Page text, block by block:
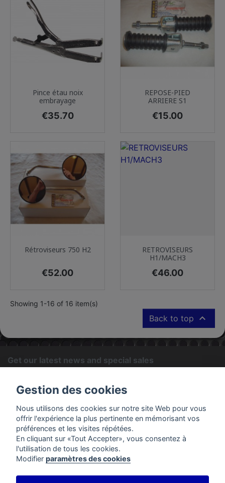
Pince étau noix
embrayage
Price
€35.70
REPOSE-PIED
ARRIERE S1
Price
€15.00
Rétroviseurs 750 H2
Price
€52.00
RETROVISEURS
H1/MACH3
Price
€46.00
Showing 1-16 of 16 item(s)
Back to top 
Get our latest news and special sales
find our contact info in the legal notice.
PRODUCTS
Gestion des cookies
Nous utilisons des cookies sur notre site Web pour vous
offrir l'expérience la plus pertinente en mémorisant vos
préférences et les visites répétées.
En cliquant sur «Tout Accepter», vous consentez à
l'utilisation de tous les cookies.
Modifier paramètres des cookies